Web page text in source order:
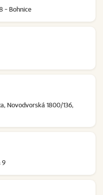
- Bohnice
Novodvorská 1800/136,
9